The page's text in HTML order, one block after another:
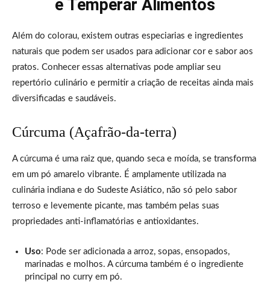
e Temperar Alimentos
Além do colorau, existem outras especiarias e ingredientes
naturais que podem ser usados para adicionar cor e sabor aos
pratos. Conhecer essas alternativas pode ampliar seu
repertório culinário e permitir a criação de receitas ainda mais
diversificadas e saudáveis.
Cúrcuma (Açafrão-da-terra)
A cúrcuma é uma raiz que, quando seca e moída, se transforma
em um pó amarelo vibrante. É amplamente utilizada na
culinária indiana e do Sudeste Asiático, não só pelo sabor
terroso e levemente picante, mas também pelas suas
propriedades anti-inflamatórias e antioxidantes.
Uso: Pode ser adicionada a arroz, sopas, ensopados,
marinadas e molhos. A cúrcuma também é o ingrediente
principal no curry em pó.